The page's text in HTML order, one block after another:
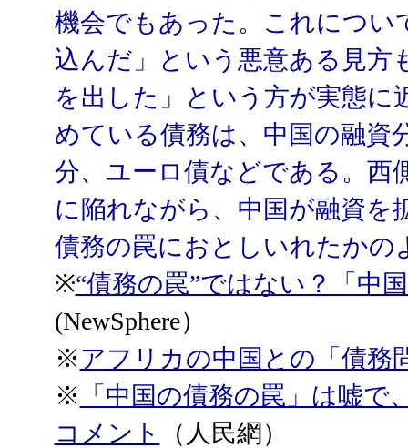
機会でもあった。これについ
込んだ」という悪意ある見方
を出した」という方が実態に
めている債務は、中国の融資
分、ユーロ債などである。西
に陥れながら、中国が融資を
債務の罠におとしいれたか
※“債務の罠”ではない？「中
(NewSphere）
※アフリカの中国との「債務
※
「中国の債務の罠」は嘘
コメント
（人民網）